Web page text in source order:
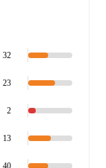
32
23
2
13
40